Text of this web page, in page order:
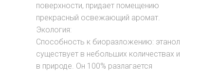
поверхности, придает помещению
прекрасный освежающий аромат.
Экология:
Способность к биоразложению: этанол
существует в небольших количествах и
в природе. Он 100% разлагается